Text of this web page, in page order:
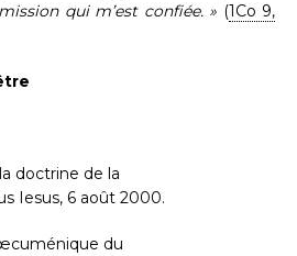
qui m’est confiée. » (1Co 9,
doctrine de la
Iesus, 6 août 2000.
du